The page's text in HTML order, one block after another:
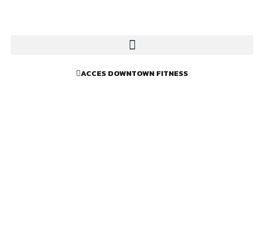
ACCES DOWNTOWN FITNESS